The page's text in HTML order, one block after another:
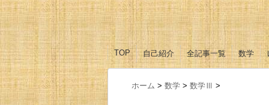
TOP 自己紹介 全記事一覧
数学
数学Ⅰ
数学A
数学Ⅱ
数学B
数学Ⅲ
ホーム > 数学 > 数学Ⅲ >